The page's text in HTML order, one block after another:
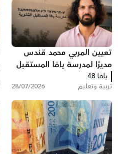
تعيين المربي محمد قندس
مديرًا لمدرسة يافا المستقبل
الثانوية
يافا 48
تربية وتعليم 28/07/2026